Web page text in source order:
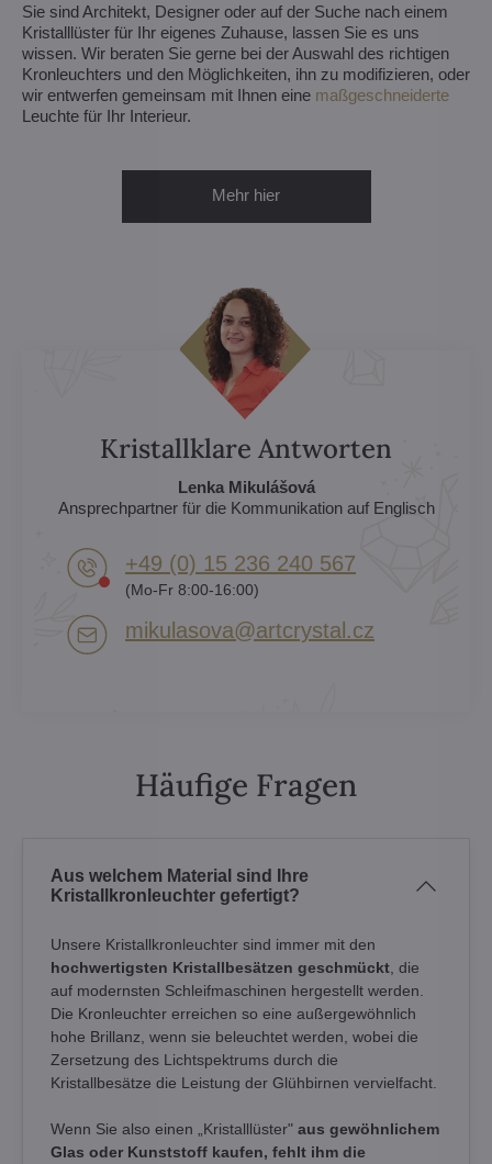
Sie sind Architekt, Designer oder auf der Suche nach einem
Kristalllüster für Ihr eigenes Zuhause, lassen Sie es uns
wissen. Wir beraten Sie gerne bei der Auswahl des richtigen
Kronleuchters und den Möglichkeiten, ihn zu modifizieren, oder
wir entwerfen gemeinsam mit Ihnen eine maßgeschneiderte
Leuchte für Ihr Interieur.
Mehr hier
Kristallklare Antworten
Lenka Mikulášová
Ansprechpartner für die Kommunikation auf Englisch
+49 (0) 15 236 240 567
(Mo-Fr 8:00-16:00)
mikulasova​@artcrystal​.cz
Häufige Fragen
Aus welchem Material sind Ihre
Kristallkronleuchter gefertigt?
Unsere Kristallkronleuchter sind immer mit den
hochwertigsten Kristallbesätzen geschmückt , die
auf modernsten Schleifmaschinen hergestellt werden.
Die Kronleuchter erreichen so eine außergewöhnlich
hohe Brillanz, wenn sie beleuchtet werden, wobei die
Zersetzung des Lichtspektrums durch die
Kristallbesätze die Leistung der Glühbirnen vervielfacht.
Wenn Sie also einen „Kristalllüster" aus gewöhnlichem
Glas oder Kunststoff kaufen, fehlt ihm die